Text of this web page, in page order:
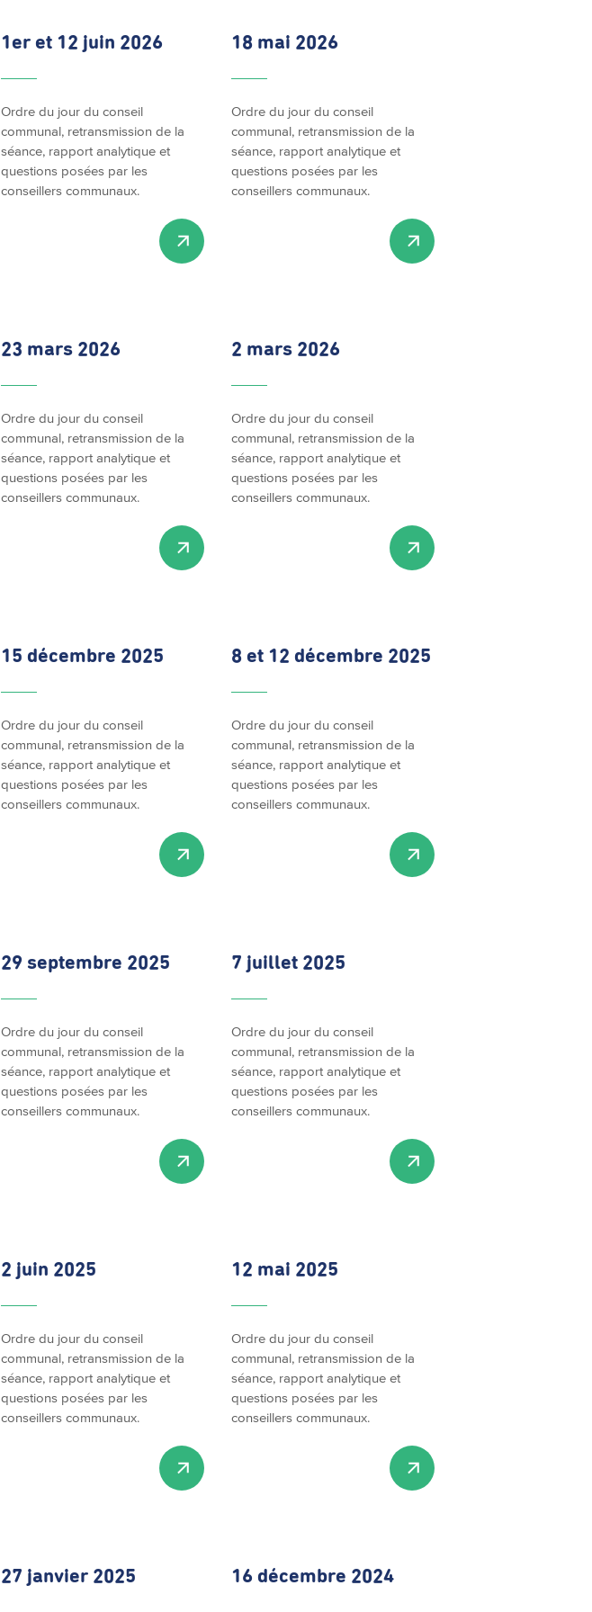
1er et 12 juin 2026
Ordre du jour du conseil
communal, retransmission de la
séance, rapport analytique et
questions posées par les
conseillers communaux.
18 mai 2026
Ordre du jour du conseil
communal, retransmission de la
séance, rapport analytique et
questions posées par les
conseillers communaux.
23 mars 2026
Ordre du jour du conseil
communal, retransmission de la
séance, rapport analytique et
questions posées par les
conseillers communaux.
2 mars 2026
Ordre du jour du conseil
communal, retransmission de la
séance, rapport analytique et
questions posées par les
conseillers communaux.
15 décembre 2025
Ordre du jour du conseil
communal, retransmission de la
séance, rapport analytique et
questions posées par les
conseillers communaux.
8 et 12 décembre 2025
Ordre du jour du conseil
communal, retransmission de la
séance, rapport analytique et
questions posées par les
conseillers communaux.
29 septembre 2025
Ordre du jour du conseil
communal, retransmission de la
séance, rapport analytique et
questions posées par les
conseillers communaux.
7 juillet 2025
Ordre du jour du conseil
communal, retransmission de la
séance, rapport analytique et
questions posées par les
conseillers communaux.
2 juin 2025
Ordre du jour du conseil
communal, retransmission de la
séance, rapport analytique et
questions posées par les
conseillers communaux.
12 mai 2025
Ordre du jour du conseil
communal, retransmission de la
séance, rapport analytique et
questions posées par les
conseillers communaux.
27 janvier 2025 16 décembre 2024